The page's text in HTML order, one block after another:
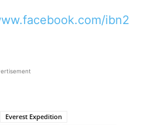
ibn2
Everest Expedition